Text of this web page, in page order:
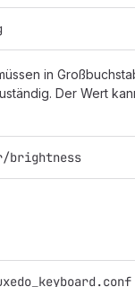
müssen in
Der Wert
brightness